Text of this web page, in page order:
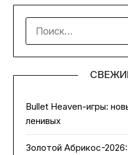
Bullet Heaven-игры:
ленивых
Золотой Абрикос-